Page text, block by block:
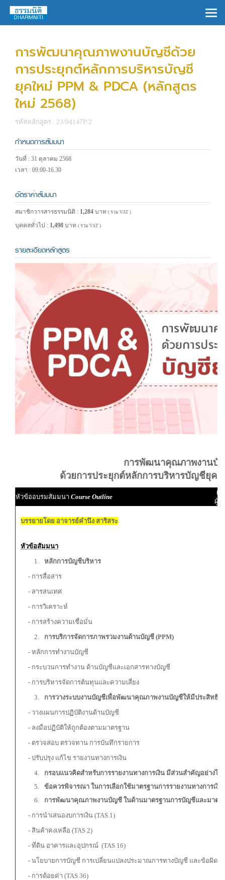
การพัฒนาคุณภาพงานบัญชีด้วย
การประยุกต์หลักการบริหารบัญชี
ยุคใหม่ PPM & PDCA (หลักสูตร
ใหม่ 2568)
รหัสหลักสูตร : 23/04147P/2
กำหนดการสัมมนา
วันที่ : 31 ตุลาคม 2568
เวลา : 09.00-16.30
อัตราค่าสัมมนา
สมาชิกวารสารธรรมนิติ : 1,284 บาท ( รวม VAT )
บุคคลทั่วไป : 1,498 บาท ( รวม VAT )
รายละเอียดหลักสูตร
การพัฒนาคุณภาพงานบั
ด้วยการประยุกต์หลักการบริหารบัญชียุค
หัวข้ออบรมสัมมนา Course Outline
ผู้
ผู้ส
บรรยายโดย อาจารย์คำนึง สาริสระ
หัวข้อสัมมนา
หลักการบัญชีบริหาร
- การสื่อสาร
- สารสนเทศ
- การวิเคราะห์
- การสร้างความเชื่อมั่น
การบริการจัดการภาพรวมงานด้านบัญชี (PPM)
- หลักการทำงานบัญชี
- กระบวนการทำงาน ด้านบัญชีและเอกสารทางบัญชี
- การบริหารจัดการต้นทุนและความเสี่ยง
การวางระบบงานบัญชีเพื่อพัฒนาคุณภาพงานบัญชีให้มีประสิทธิภ
- วางแผนการปฏิบัติงานด้านบัญชี
- ลงมือปฏิบัติให้ถูกต้องตามมาตรฐาน
- ตรวจสอบ ตรวจทาน การบันทึกรายการ
- ปรับปรุง แก้ไข รายงานทางการเงิน
กรอบแนวคิดสำหรับการรายงานทางการเงิน มีส่วนสำคัญอย่าง
ข้อควรพิจารณา ในการเลือกใช้มาตรฐานการรายงานทางการเงิน
การพัฒนาคุณภาพงานบัญชี ในด้านมาตรฐานการบัญชีและมาตรฐ
- การนำเสนองบการเงิน (TAS 1)
- สินค้าคงเหลือ (TAS 2)
- ที่ดิน อาคารและอุปกรณ์ (TAS 16)
- นโยบายการบัญชี การเปลี่ยนแปลงประมาณการทางบัญชี และข้อผิดพล
- การด้อยค่า (TAS 36)
×